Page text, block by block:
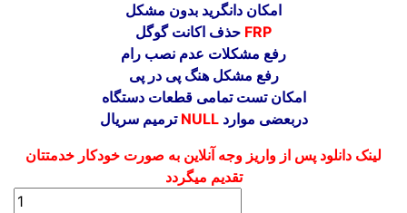
امکان دانگرید بدون مشکل
FRP
رفع مشکلات عدم نصب رام
رفع مشکل هنگ پی در پی
امکان تست تمامی قطعات دستگاه
ترمیم سریال NULL دربعضی موارد
لینک دانلود پس از واریز وجه آنلاین به صورت خودکار خدمتتان
تقدیم میگردد